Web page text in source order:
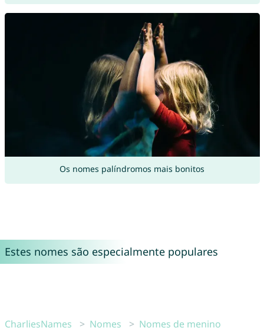
Os nomes palíndromos mais bonitos
Estes nomes são especialmente populares
CharliesNames Nomes
Nomes de menino